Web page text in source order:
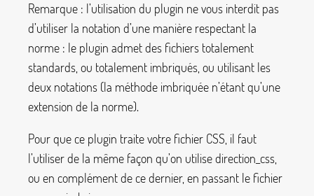
Remarque : l’utilisation du plugin ne vous interdit pas
d’utiliser la notation d’une manière respectant la
norme : le plugin admet des fichiers totalement
standards, ou totalement imbriqués, ou utilisant les
deux notations (la méthode imbriquée n’étant qu’une
extension de la norme).
Pour que ce plugin traite votre fichier CSS, il faut
l’utiliser de la même façon qu’on utilisedirection_css
ou en complément de ce dernier, en passant le fichier